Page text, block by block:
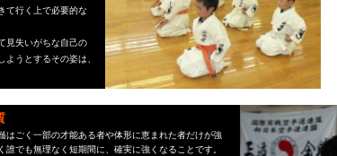
て行く上で必要的な
見失いがちな自己の
ようとするその姿は、
はごく一部の才能ある者や体形に恵まれた者だけが強
誰でも無理なく短期間に、確実に強くなることです。